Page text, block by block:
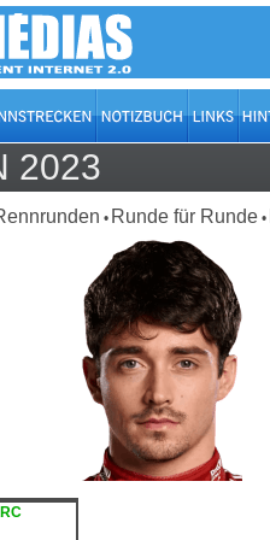
2023
• Runde für Runde •